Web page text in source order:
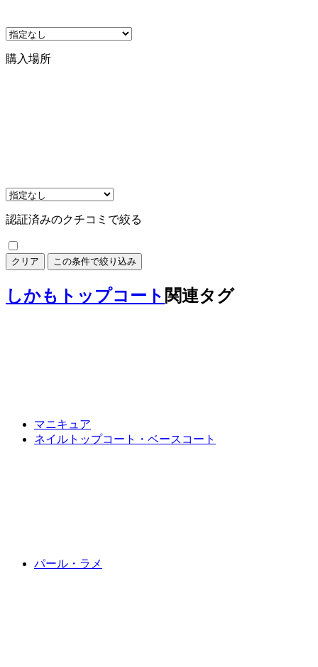
購入場所
認証済みのクチコミで絞る
クリア この条件で絞り込み
しかもトップコート 関連タグ
マニキュア
ネイルトップコート・ベースコート
パール・ラメ